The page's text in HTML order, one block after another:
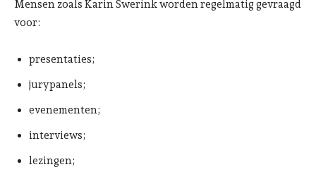
Mensen zoals Karin Swerink worden regelmatig gevraagd
voor:
presentaties;
jurypanels;
evenementen;
interviews;
lezingen;